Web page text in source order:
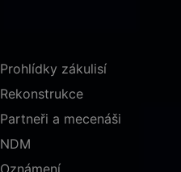
Prohlídky zákulisí
Rekonstrukce
Partneři a mecenáši
NDM
Oznámení